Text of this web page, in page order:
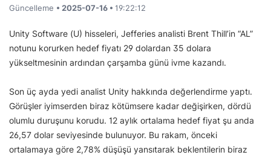
Güncelleme • 2025-07-16 • 19:22:12
Unity Software (U) hisseleri, Jefferies analisti Brent Thill’in “AL”
notunu korurken hedef fiyatı 29 dolardan 35 dolara
yükseltmesinin ardından çarşamba günü ivme kazandı.
Son üç ayda yedi analist Unity hakkında değerlendirme yaptı.
Görüşler iyimserden biraz kötümsere kadar değişirken, dördü
olumlu duruşunu korudu. 12 aylık ortalama hedef fiyat şu anda
26,57 dolar seviyesinde bulunuyor. Bu rakam, önceki
ortalamaya göre 2,78% düşüşü yansıtarak beklentilerin biraz